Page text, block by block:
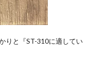
りと『ST-310に適してい